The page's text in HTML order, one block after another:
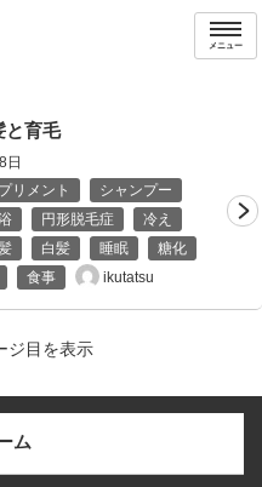
メニュー
と育毛
日
リメント
シャンプー
円形脱毛症
冷え
白髪 睡眠
糖化
食事 ikutatsu
ジ目を表示
ム